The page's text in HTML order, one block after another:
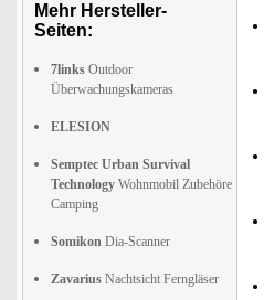
Mehr Hersteller-
Seiten:
7links Outdoor
Überwachungskameras
ELESION
Semptec Urban Survival
Technology Wohnmobil Zubehöre
Camping
Somikon Dia-Scanner
Zavarius Nachtsicht Ferngläser